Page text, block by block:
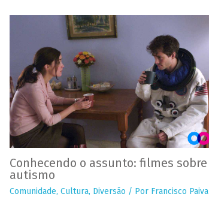
Conhecendo o assunto: filmes sobre
autismo
Comunidade, Cultura, Diversão / Por Francisco Paiva